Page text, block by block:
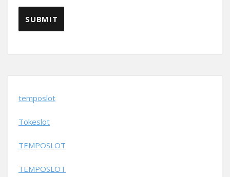
temposlot
Tokeslot
TEMPOSLOT
TEMPOSLOT